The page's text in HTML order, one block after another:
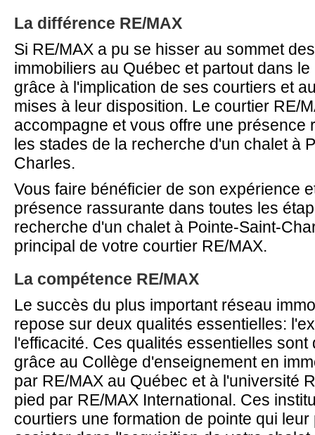
La différence RE/MAX
Si RE/MAX a pu se hisser au sommet
immobiliers au Québec et partout dans le
grâce à l'implication de ses courtiers et
mises à leur disposition. Le courtier RE/
accompagne et vous offre une présence
les stades de la recherche d'un chalet à
Charles.
Vous faire bénéficier de son expérience
présence rassurante dans toutes les
recherche d'un chalet à Pointe-Saint-
principal de votre courtier RE/MAX.
La compétence RE/MAX
Le succès du plus important réseau
repose sur deux qualités essentielles:
l'efficacité. Ces qualités essentielles sont
grâce au Collège d'enseignement en
par RE/MAX au Québec et à l'université
pied par RE/MAX International. Ces
courtiers une formation de pointe qui